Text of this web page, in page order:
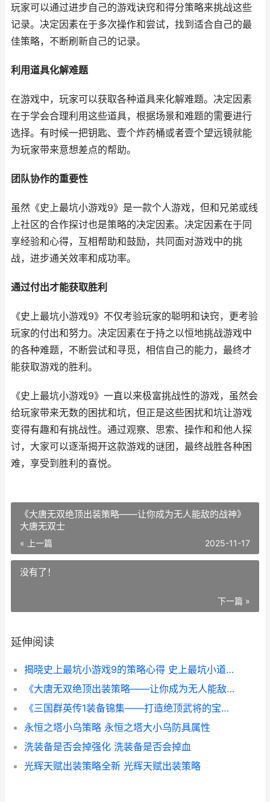
玩家可以通过进步自己的游戏诀窍和得分策略来挑战这些
记录。决定因素在于多次操作和尝试，找到适合自己的最
佳策略，不断刷新自己的记录。
利用道具化解难题
在游戏中，玩家可以获取各种道具来化解难题。决定因素
在于学会合理利用这些道具，根据场景和难题的需要进行
选择。有时候一把钥匙、壹个炸药桶或者壹个望远镜就能
为玩家带来意想差点的帮助。
团队协作的重要性
虽然《史上最坑小游戏9》是一款个人游戏，但和兄弟或线
上社区的合作探讨也是策略的决定因素。决定因素在于同
享经验和心得，互相帮助和鼓励，共同面对游戏中的挑
战，进步通关效率和成功率。
通过付出才能获取胜利
《史上最坑小游戏9》不仅考验玩家的聪明和诀窍，更考验
玩家的付出和努力。决定因素在于持之以恒地挑战游戏中
的各种难题，不断尝试和寻觅，相信自己的能力，最终才
能获取游戏的胜利。
《史上最坑小游戏9》一直以来极富挑战性的游戏，虽然会
给玩家带来无数的困扰和坑，但正是这些困扰和坑让游戏
变得有趣和有挑战性。通过观察、思索、操作和和他人探
讨，大家可以逐渐揭开这款游戏的谜团，最终战胜各种困
难，享受到胜利的喜悦。
《大唐无双绝顶出装策略——让你成为无人能敌的战神》
大唐无双士
« 上一篇 2025-11-17
没有了！
下一篇 »
延伸阅读
揭晓史上最坑小游戏9的策略心得 史上最坑小道士小说
《大唐无双绝顶出装策略——让你成为无人能敌的战神》 大唐无双士
《三国群英传1装备锦集——打造绝顶武将的宝典》 三国群英传1秘籍
永恒之塔小乌策略 永恒之塔大小乌防具属性
洗装备是否会掉强化 洗装备是否会掉血
光辉天赋出装策略全新 光辉天赋出装策略